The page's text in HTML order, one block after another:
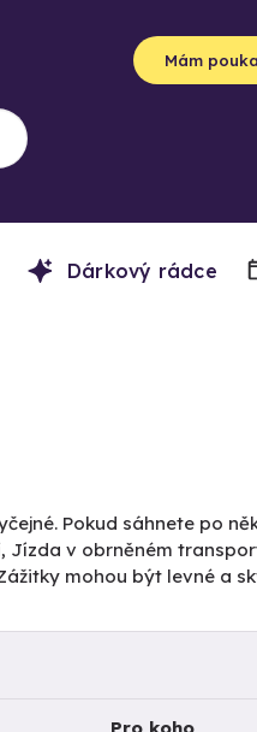
Mám
Dárkový rádce
Pokud sáhnete po
Jízda v obrněném
mohou být levné a